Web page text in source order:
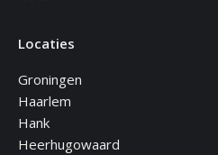
Locaties
Groningen
Haarlem
Hank
Heerhugowaard